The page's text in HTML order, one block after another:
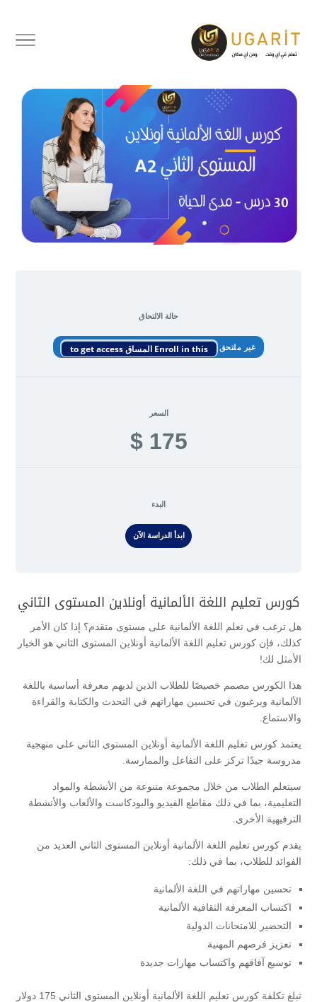
كورس تعليم اللغة الألمانية أونلاين
المستوى الثاني
حالة الالتحاق
غير ملتحق Enroll in this المساق to get access
السعر
175 $
البدء
ابدأ الدراسة الآن
كورس تعليم اللغة الألمانية أونلاين المستوى الثاني
هل ترغب في تعلم اللغة الألمانية على مستوى متقدم؟ إذا كان الأمر
كذلك، فإن كورس تعليم اللغة الألمانية أونلاين المستوى الثاني هو الخيار
الأمثل لك!
هذا الكورس مصمم خصيصًا للطلاب الذين لديهم معرفة أساسية باللغة
الألمانية ويرغبون في تحسين مهاراتهم في التحدث والكتابة والقراءة
والاستماع.
يعتمد كورس تعليم اللغة الألمانية أونلاين المستوى الثاني على منهجية
مدروسة جيدًا تركز على التفاعل والممارسة.
سيتعلم الطلاب من خلال مجموعة متنوعة من الأنشطة والمواد
التعليمية، بما في ذلك مقاطع الفيديو والبودكاست والألعاب والأنشطة
الترفيهية الأخرى.
يقدم كورس تعليم اللغة الألمانية أونلاين المستوى الثاني العديد من
الفوائد للطلاب، بما في ذلك:
تحسين مهاراتهم في اللغة الألمانية
اكتساب المعرفة الثقافية الألمانية
التحضير للامتحانات الدولية
تعزيز فرصهم المهنية
توسيع آفاقهم واكتساب مهارات جديدة
تبلغ تكلفة كورس تعليم اللغة الألمانية أونلاين المستوى الثاني 175 دولار